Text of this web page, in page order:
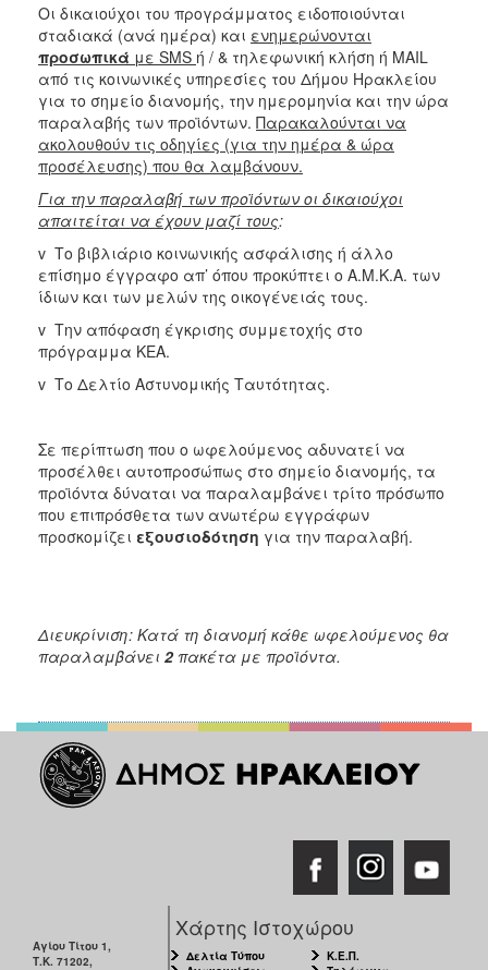
Οι δικαιούχοι του προγράμματος ειδοποιούνται
σταδιακά (ανά ημέρα) και ενημερώνονται
προσωπικά με SMS ή / & τηλεφωνική κλήση ή MAIL
από τις κοινωνικές υπηρεσίες του Δήμου Ηρακλείου
για το σημείο διανομής, την ημερομηνία και την ώρα
παραλαβής των προϊόντων. Παρακαλούνται να
ακολουθούν τις οδηγίες (για την ημέρα & ώρα
προσέλευσης) που θα λαμβάνουν.
Για την παραλαβή των προϊόντων οι δικαιούχοι
απαιτείται να έχουν μαζί τους:
v Το βιβλιάριο κοινωνικής ασφάλισης ή άλλο
επίσημο έγγραφο απ’ όπου προκύπτει ο Α.Μ.Κ.Α. των
ίδιων και των μελών της οικογένειάς τους.
v Την απόφαση έγκρισης συμμετοχής στο
πρόγραμμα ΚΕΑ.
v Το Δελτίο Αστυνομικής Ταυτότητας.
Σε περίπτωση που ο ωφελούμενος αδυνατεί να
προσέλθει αυτοπροσώπως στο σημείο διανομής, τα
προϊόντα δύναται να παραλαμβάνει τρίτο πρόσωπο
που επιπρόσθετα των ανωτέρω εγγράφων
προσκομίζει εξουσιοδότηση για την παραλαβή.
Διευκρίνιση: Κατά τη διανομή κάθε ωφελούμενος θα
παραλαμβάνει 2πακέτα με προϊόντα.
Αγίου Τίτου 1,
Τ.Κ. 71202,
Χάρτης Ιστοχώρου
Δελτία Τύπου
Κ.Ε.Π.